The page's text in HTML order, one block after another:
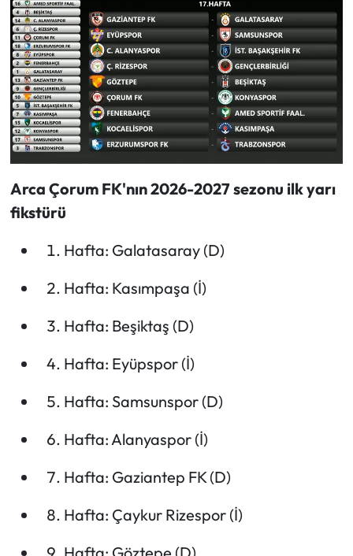
Arca Çorum FK'nın 2026-2027 sezonu ilk yarı
fikstürü
Hafta: Galatasaray (D)
Hafta: Kasımpaşa (İ)
Hafta: Beşiktaş (D)
Hafta: Eyüpspor (İ)
Hafta: Samsunspor (D)
Hafta: Alanyaspor (İ)
Hafta: Gaziantep FK (D)
Hafta: Çaykur Rizespor (İ)